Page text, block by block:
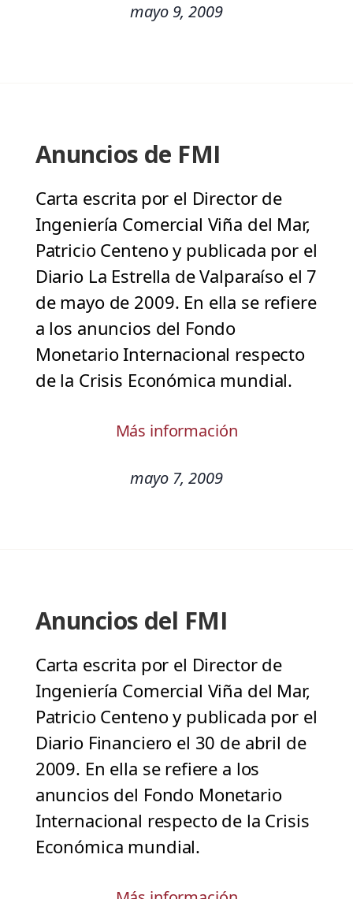
mayo 9, 2009
Anuncios de FMI
Carta escrita por el Director de
Ingeniería Comercial Viña del Mar,
Patricio Centeno y publicada por el
Diario La Estrella de Valparaíso el 7
de mayo de 2009. En ella se refiere
a los anuncios del Fondo
Monetario Internacional respecto
de la Crisis Económica mundial.
Más información
mayo 7, 2009
Anuncios del FMI
Carta escrita por el Director de
Ingeniería Comercial Viña del Mar,
Patricio Centeno y publicada por el
Diario Financiero el 30 de abril de
2009. En ella se refiere a los
anuncios del Fondo Monetario
Internacional respecto de la Crisis
Económica mundial.